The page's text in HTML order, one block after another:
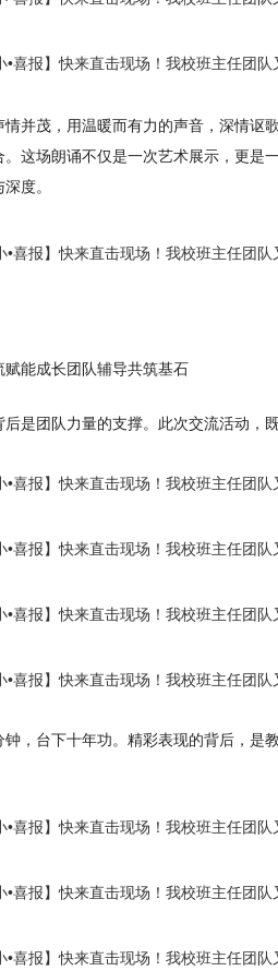
情并茂，用温暖而有力的声音，深情讴
。这场朗诵不仅是一次艺术展示，更是
度。
赋能成长团队辅导共筑基石
后是团队力量的支撑。此次交流活动，
钟，台下十年功。精彩表现的背后，是